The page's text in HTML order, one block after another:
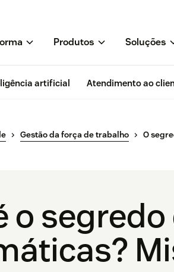
Produtos Soluções
artificial Atendimento ao
Gestão da força de trabalho O
o